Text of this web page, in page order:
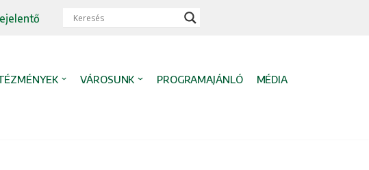
VÁROSUNK PROGRAMAJÁNLÓ
MÉDIA